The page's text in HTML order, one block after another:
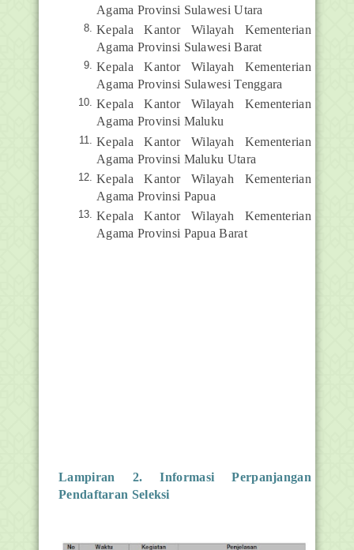
Agama Provinsi Sulawesi Utara
Kepala Kantor Wilayah Kementerian
Agama Provinsi Sulawesi Barat
Kepala Kantor Wilayah Kementerian
Agama Provinsi Sulawesi Tenggara
Kepala Kantor Wilayah Kementerian
Agama Provinsi Maluku
Kepala Kantor Wilayah Kementerian
Agama Provinsi Maluku Utara
Kepala Kantor Wilayah Kementerian
Agama Provinsi Papua
Kepala Kantor Wilayah Kementerian
Agama Provinsi Papua Barat
Lampiran 2. Informasi Perpanjangan
Pendaftaran Seleksi